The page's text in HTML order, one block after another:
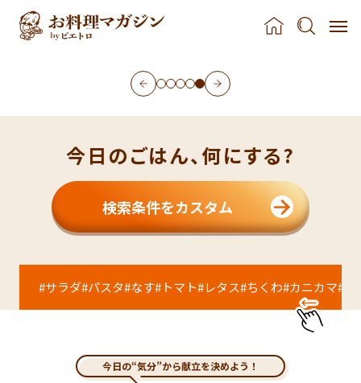
リックスパゲティ
今日のごはん、何にする?
検索条件をカスタム
サラダ パスタ なす トマト レタス ちくわ カニカマ
今日の“気分”から献立を決めよう！